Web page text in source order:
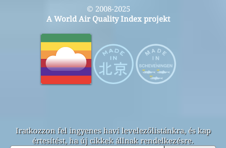
© 2008-2025
A World Air Quality Index projekt
Iratkozzon fel ingyenes havi levelezőlistánkra, és kap
értesítést, ha új cikkek állnak rendelkezésre.